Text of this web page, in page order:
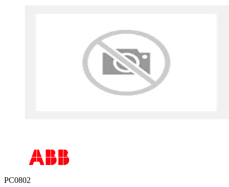
PC0802